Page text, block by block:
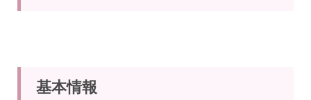
基本情報